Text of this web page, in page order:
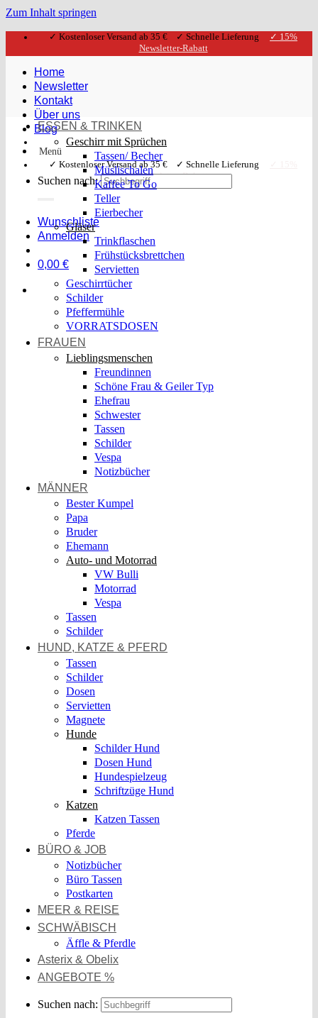
Zum Inhalt springen
✓ Kostenloser Versand ab 35 € ✓ Schnelle Lieferung
✓ 15%
Newsletter-Rabatt
Home
Newsletter
Kontakt
Über uns
Blog
✓ Kostenloser Versand ab 35 € ✓ Schnelle Lieferung
Newsletter-Rabatt
Menü
Suchen nach:
Wunschliste
Anmelden
0,00 €
ESSEN & TRINKEN
Geschirr mit Sprüchen
Tassen/ Becher
Müslischalen
Kaffee To Go
Teller
Eierbecher
Gläser
Trinkflaschen
Frühstücksbrettchen
Servietten
Geschirrtücher
Schilder
Pfeffermühle
VORRATSDOSEN
FRAUEN
Lieblingsmenschen
Freundinnen
Schöne Frau & Geiler Typ
Ehefrau
Schwester
Tassen
Schilder
Vespa
Notizbücher
MÄNNER
Bester Kumpel
Papa
Bruder
Ehemann
Auto- und Motorrad
VW Bulli
Motorrad
Vespa
Tassen
Schilder
HUND, KATZE & PFERD
Tassen
Schilder
Dosen
Servietten
Magnete
Hunde
Schilder Hund
Dosen Hund
Hundespielzeug
Schriftzüge Hund
Katzen
Katzen Tassen
Pferde
BÜRO & JOB
Notizbücher
Büro Tassen
Postkarten
MEER & REISE
SCHWÄBISCH
Äffle & Pferdle
Asterix & Obelix
ANGEBOTE %
Suchen nach: